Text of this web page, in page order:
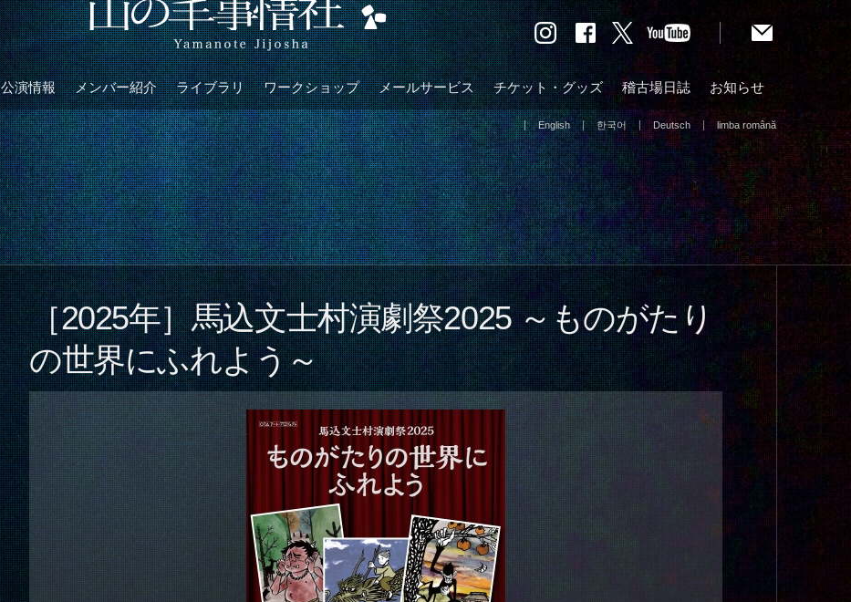
公演情報 メンバー紹介 ライブラリ ワークショップ メールサービス チケット・グッズ 稽古場日誌 お知らせ
English 한국어 Deutsch limba română
［2025年］馬込文士村演劇祭2025 ～ものがたり
の世界にふれよう～